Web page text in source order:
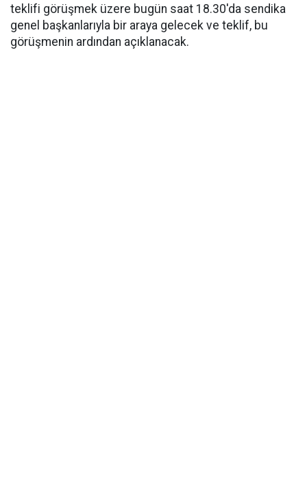
teklifi görüşmek üzere bugün saat 18.30'da sendika
genel başkanlarıyla bir araya gelecek ve teklif, bu
görüşmenin ardından açıklanacak.